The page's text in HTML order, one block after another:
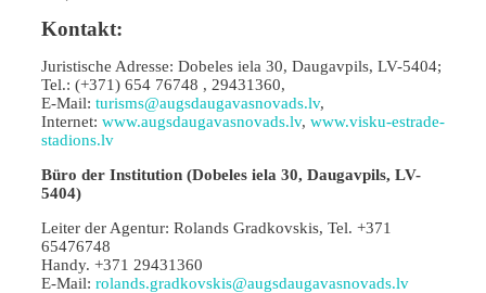
Kontakt:
Juristische Adresse: Dobeles iela 30, Daugavpils, LV-5404;
Tel.: (+371) 654 76748 , 29431360,
E-Mail: turisms@augsdaugavasnovads.lv,
Internet: www.augsdaugavasnovads.lv, www.visku-estrade-
stadions.lv
Büro der Institution (Dobeles iela 30, Daugavpils, LV-
5404)
Leiter der Agentur: Rolands Gradkovskis, Tel. +371
65476748
Handy. +371 29431360
E-Mail: rolands.gradkovskis@augsdaugavasnovads.lv